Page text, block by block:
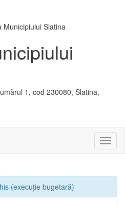
1, cod 230080, Slatina,
sau
(execuție bugetară)